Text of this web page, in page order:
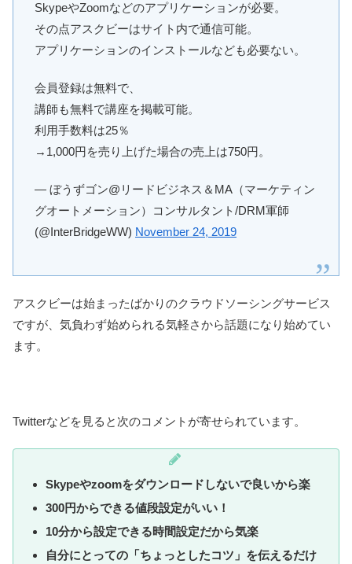
SkypeやZoomなどのアプリケーションが必要。
その点アスクビーはサイト内で通信可能。
アプリケーションのインストールなども必要ない。
会員登録は無料で、
講師も無料で講座を掲載可能。
利用手数料は25％
→1,000円を売り上げた場合の売上は750円。
— ぼうずゴン@リードビジネス＆MA（マーケティン
グオートメーション）コンサルタント/DRM軍師
(@InterBridgeWW) November 24, 2019
アスクビーは始まったばかりのクラウドソーシングサービス
ですが、気負わず始められる気軽さから話題になり始めてい
ます。
Twitterなどを見ると次のコメントが寄せられています。
Skypeやzoomをダウンロードしないで良いから楽
300円からできる値段設定がいい！
10分から設定できる時間設定だから気楽
自分にとっての「ちょっとしたコツ」を伝えるだけ